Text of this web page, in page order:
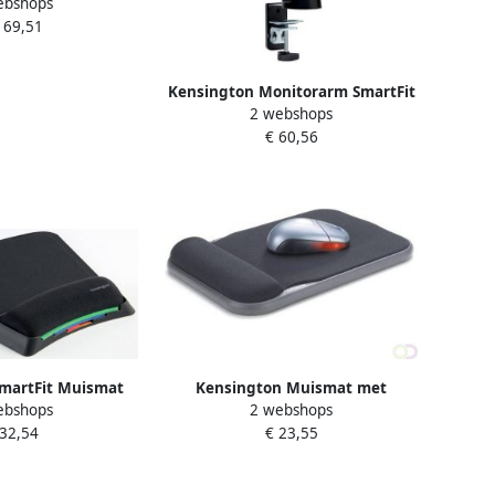
verstelbaar
Kensington Monitorarm SmartFit
ruimtebesparend enkel
2 webshops
€ 60,56
Muismat
Kensington Muismat met
polssteun verstelbaar zwart
2 webshops
€ 23,55